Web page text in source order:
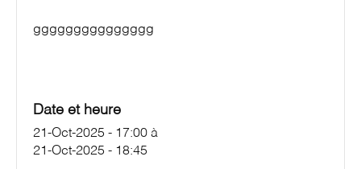
ggggggggggggggg
Date et heure
21-Oct-2025 - 17:00 à
21-Oct-2025 - 18:45